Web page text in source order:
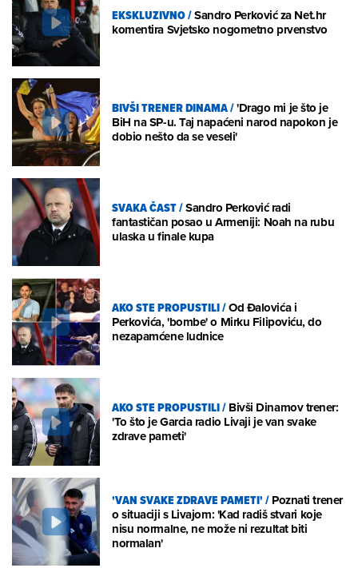
EKSKLUZIVNO/Sandro Perković za Net.hr
komentira Svjetsko nogometno prvenstvo
BIVŠI TRENER DINAMA/'Drago mi je što je
BiH na SP-u. Taj napaćeni narod napokon je
dobio nešto da se veseli'
SVAKA ČAST/Sandro Perković radi
fantastičan posao u Armeniji: Noah na rubu
ulaska u finale kupa
AKO STE PROPUSTILI/Od Đalovića i
Perkovića, 'bombe' o Mirku Filipoviću, do
nezapamćene ludnice
AKO STE PROPUSTILI/Bivši Dinamov trener:
'To što je Garcia radio Livaji je van svake
zdrave pameti'
'VAN SVAKE ZDRAVE PAMETI'/Poznati trener
o situaciji s Livajom: 'Kad radiš stvari koje
nisu normalne, ne može ni rezultat biti
normalan'